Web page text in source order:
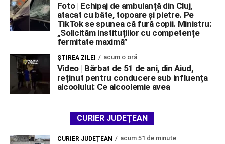
Foto | Echipaj de ambulanță din Cluj,
atacat cu bâte, topoare și pietre. Pe
TikTok se spunea că fură copii. Ministru:
„Solicităm instituțiilor cu competențe
fermitate maximă”
ŞTIREA ZILEI acum o oră
Video | Bărbat de 51 de ani, din Aiud,
reținut pentru conducere sub influența
alcoolului: Ce alcoolemie avea
CURIER JUDEȚEAN
CURIER JUDEȚEAN acum 51 de minute